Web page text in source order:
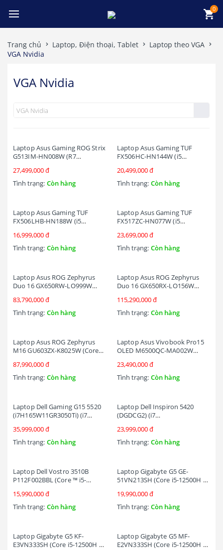
Trang chủ Laptop, Điện thoại, Tablet
Laptop theo VGA
VGA Nvidia
VGA Nvidia
Laptop Asus Gaming ROG Strix
G513IM-HN008W (R7
SSD/15.6 FHD 144hz/RTX 3060
6GB/Win11/Xám)
27,499,000 đ
Tình trạng: Còn hàng
Laptop Asus Gaming TUF
FX506HC-HN144W (i5
SSD/15.6 FHD 144hz/RTX 3050
4GB/Win11/Đen)
20,499,000 đ
Tình trạng: Còn hàng
Laptop Asus Gaming TUF
FX506LHB-HN188W (i5
SSD/15.6 FHD 144Hz /GTX 1650
4GB/Win11/Đen)
16,999,000 đ
Tình trạng: Còn hàng
Laptop Asus Gaming TUF
FX517ZC-HN077W (i5
SSD/15.6 FHD 144hz/RTX 3050
4GB/Win11/Đen)
23,699,000 đ
Tình trạng: Còn hàng
Laptop Asus ROG Zephyrus
Duo 16 GX650RW-LO999W
1TB | RTX™ 3070 Ti 8GB | 16-
inch WQXGA | Win 11 | Đen)
83,790,000 đ
Tình trạng: Còn hàng
Laptop Asus ROG Zephyrus
Duo 16 GX650RX-LO156W
2TB | RTX™ 3080 Ti 16GB | 16-
inch WQXGA | Win 11 | Đen)
115,290,000 đ
Tình trạng: Còn hàng
Laptop Asus ROG Zephyrus
M16 GU603ZX-K8025W (Core™
RTX™ 3080Ti 16GB | 16-inch
WQXGA | Win 11 | Đen)
87,990,000 đ
Tình trạng: Còn hàng
Laptop Asus Vivobook Pro15
OLED M6500QC-MA002W
512GB | RTX 3050 4GB | 15.6-
inch 2.8K OLED | Win 11 | Bạc)
23,490,000 đ
Tình trạng: Còn hàng
Laptop Dell Gaming G15 5520
(i7H165W11GR3050Ti) (i7
SSD/RTX3050Ti 4G/15.6 inch
FHD
165Hz/Win11/OfficeHS21/Xám
35,999,000 đ
Tình trạng: Còn hàng
Laptop Dell Inspiron 5420
(DGDCG2) (i7
SSD/14.0FHD+/Win11/Office
HS21/Bạc)
23,999,000 đ
Tình trạng: Còn hàng
Laptop Dell Vostro 3510B
P112F002BBL (Core ™ i5-
MX350 2GB | 15.6-inch FHD |
Win 11 | Office | Đen)
15,990,000 đ
Tình trạng: Còn hàng
Laptop Gigabyte G5 GE-
51VN213SH (Core i5-12500H |
| 15.6 inch FHD | Win 11 |
Đen)
19,990,000 đ
Tình trạng: Còn hàng
Laptop Gigabyte G5 KF-
E3VN333SH (Core i5-12500H |
Laptop Gigabyte G5 MF-
E2VN333SH (Core i5-12500H |
0